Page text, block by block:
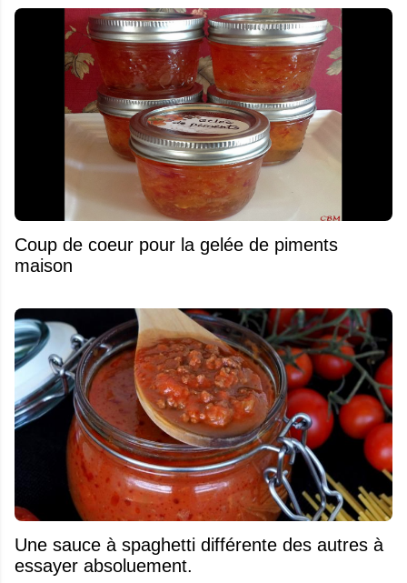
Coup de coeur pour la gelée de piments
maison
Une sauce à spaghetti différente des autres à
essayer absoluement.